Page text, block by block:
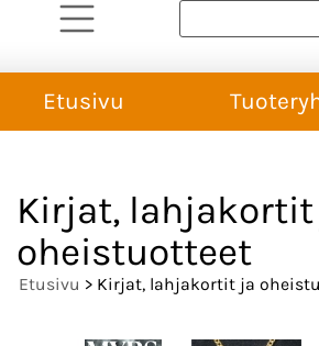
Etusivu
Kirjat,
oheistuotteet
Etusivu > Kirjat, lahjakortit ja